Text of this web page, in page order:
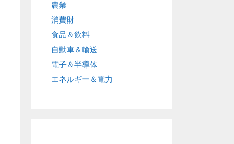
農業
消費財
食品＆飲料
自動車＆輸送
電子＆半導体
エネルギー＆電力